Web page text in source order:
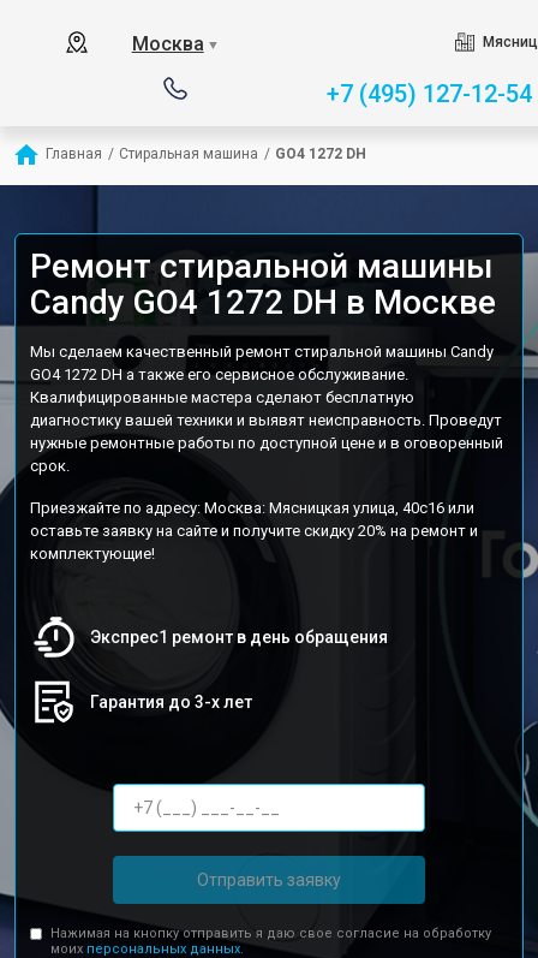
Москва ▼
+7 (495) 127-12-54
Главная / Стиральная машина / GO4 1272 DH
Ремонт стиральной машины
Candy GO4 1272 DH в Москве
Мы сделаем качественный ремонт стиральной машины Candy
GO4 1272 DH а также его сервисное обслуживание.
Квалифицированные мастера сделают бесплатную
диагностику вашей техники и выявят неисправность. Проведут
нужные ремонтные работы по доступной цене и в оговоренный
срок.
Приезжайте по адресу: Москва: Мясницкая улица, 40с16 или
оставьте заявку на сайте и получите скидку 20% на ремонт и
комплектующие!
Экспрес1 ремонт в день обращения
Гарантия до 3-х лет
Отправить заявку
Нажимая на кнопку отправить я даю свое согласие на обработку
моих персональных данных.